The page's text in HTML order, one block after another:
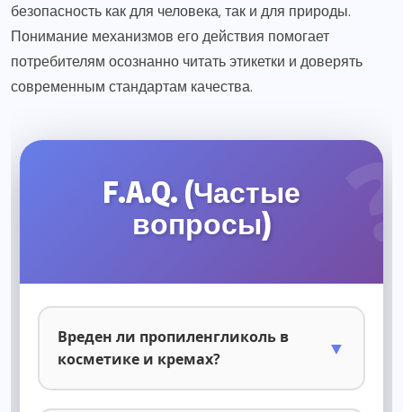
безопасность как для человека, так и для природы.
Понимание механизмов его действия помогает
потребителям осознанно читать этикетки и доверять
современным стандартам качества.
F.A.Q. (Частые
вопросы)
Вреден ли пропиленгликоль в
косметике и кремах?
▼